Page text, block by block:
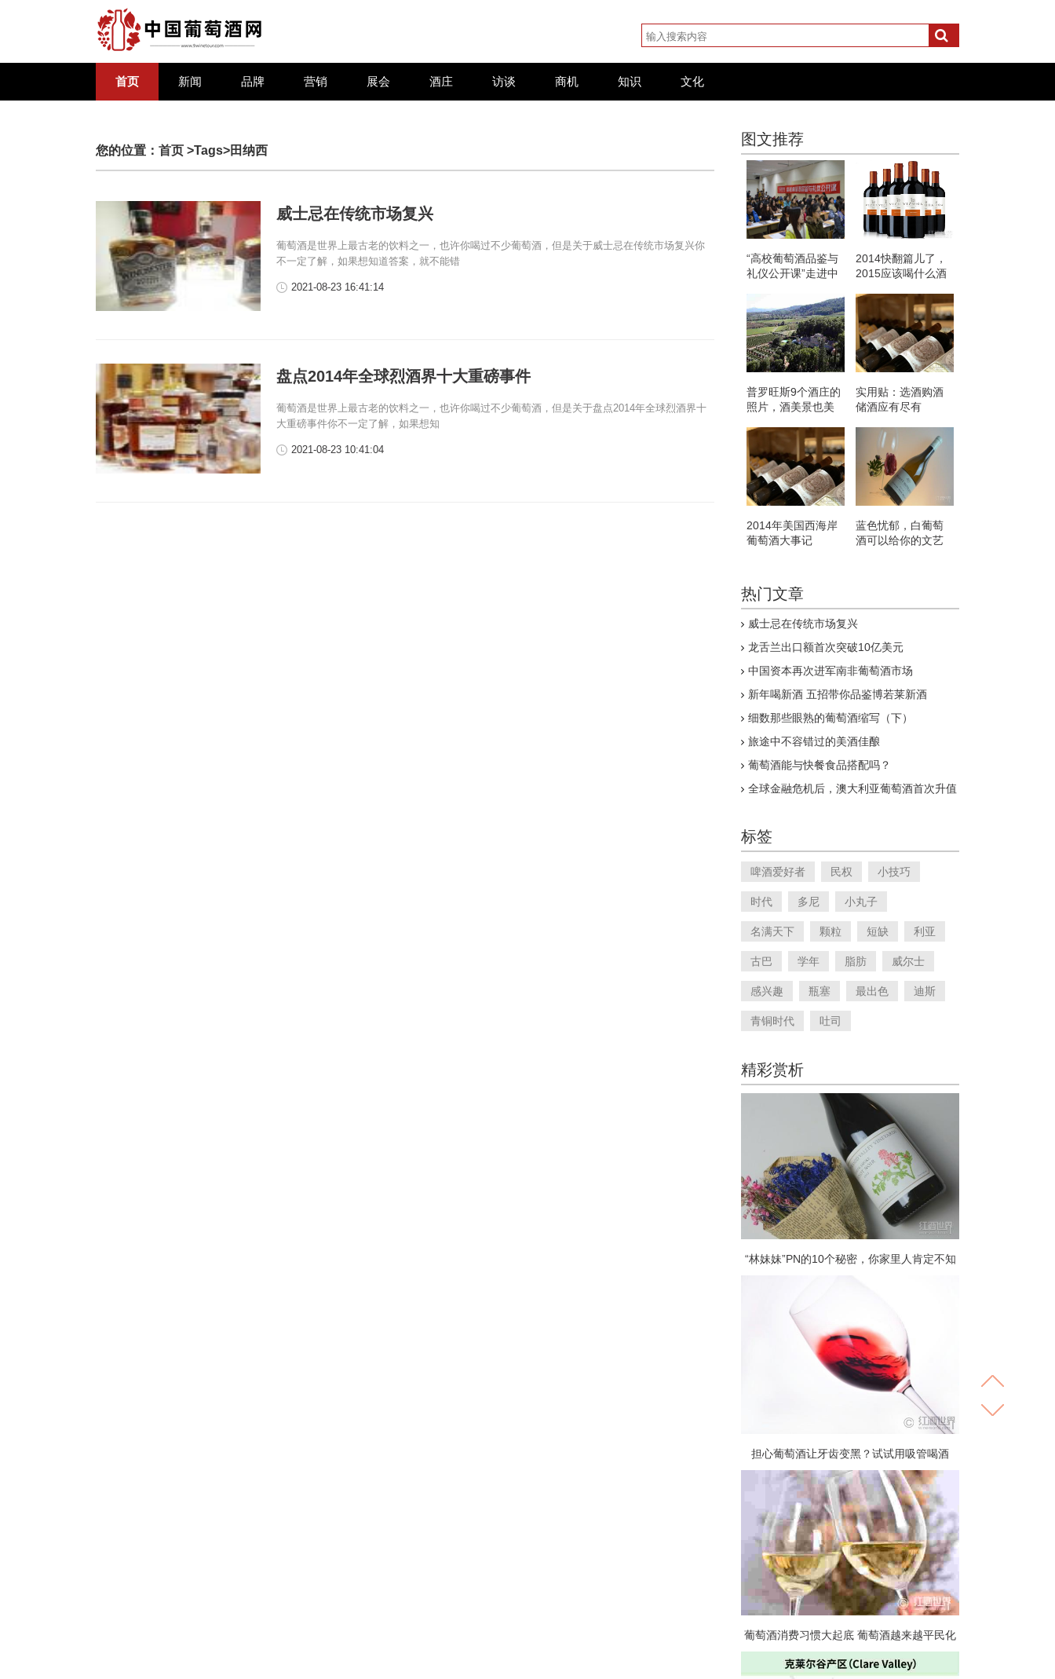
首页 新闻 品牌 营销 展会 酒庄 访谈 商机 知识 文化
您的位置： 首页 >Tags>田纳西
威士忌在传统市场复兴
葡萄酒是世界上最古老的饮料之一，也许你喝过不少葡萄酒，但是关于威士忌在传统市场复兴你
不一定了解，如果想知道答案，就不能错
2021-08-23 16:41:14
盘点2014年全球烈酒界十大重磅事件
葡萄酒是世界上最古老的饮料之一，也许你喝过不少葡萄酒，但是关于盘点2014年全球烈酒界十
大重磅事件你不一定了解，如果想知
2021-08-23 10:41:04
图文推荐
“高校葡萄酒品鉴与
礼仪公开课”走进中
2014快翻篇儿了，
2015应该喝什么酒
普罗旺斯9个酒庄的
照片，酒美景也美
实用贴：选酒购酒
储酒应有尽有
2014年美国西海岸
葡萄酒大事记
蓝色忧郁，白葡萄
酒可以给你的文艺
热门文章
威士忌在传统市场复兴
龙舌兰出口额首次突破10亿美元
中国资本再次进军南非葡萄酒市场
新年喝新酒 五招带你品鉴博若莱新酒
细数那些眼熟的葡萄酒缩写（下）
旅途中不容错过的美酒佳酿
葡萄酒能与快餐食品搭配吗？
全球金融危机后，澳大利亚葡萄酒首次升值
标签
啤酒爱好者 民权 小技巧
时代 多尼 小丸子
名满天下 颗粒 短缺 利亚
古巴 学年 脂肪 威尔士
感兴趣 瓶塞 最出色 迪斯
青铜时代 吐司
精彩赏析
“林妹妹”PN的10个秘密，你家里人肯定不知
担心葡萄酒让牙齿变黑？试试用吸管喝酒
葡萄酒消费习惯大起底 葡萄酒越来越平民化